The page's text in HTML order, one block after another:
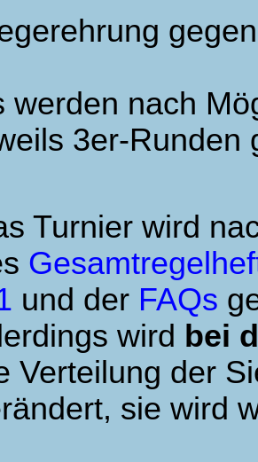
werden nach
3er-Runden
Turnier wird
und der FAQs
wird bei
Verteilung der
sie wird